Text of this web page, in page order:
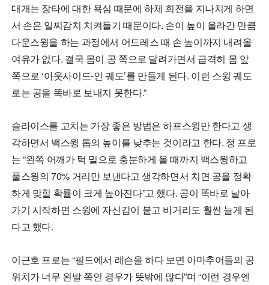
대개는 장타에 대한 욕심 때문에 하체 회전을 지나치게 하면
서 손은 일찌감치 치켜들기 때문이다. 손이 높이 올라간 만큼
다운스윙을 하는 과정에서 어드레스 때 손 높이까지 내려올
여유가 없다. 결국 몸이 공 쪽으로 달려가면서 급격히 몸 앞
쪽으로 ‘아웃사이드-인 궤도’를 만들게 된다. 이런 스윙 궤도
로는 공을 똑바로 보내지 못한다.”
슬라이스를 고치는 가장 좋은 방법은 하프스윙만 한다고 생
각하면서 백스윙 톱의 높이를 낮추는 것이라고 한다. 정 프로
는 “왼쪽 어깨가 턱 밑으로 충분하게 올 때까지 백스윙하고
풀스윙의 70% 거리만 보낸다고 생각하면서 치면 공을 정확
하게 맞힐 확률이 크게 높아진다”고 했다. 공이 똑바로 날아
가기 시작하면 스윙에 자신감이 붙고 비거리도 훨씬 늘게 된
다고 했다.
이근호 프로는 “필드에서 레슨을 하다 보면 아마추어들의 공
위치가 너무 왼발 쪽인 경우가 뜻밖에 많다”며 “이런 경우엔